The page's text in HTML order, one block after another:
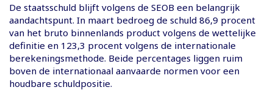
De staatsschuld blijft volgens de SEOB een belangrijk
aandachtspunt. In maart bedroeg de schuld 86,9 procent
van het bruto binnenlands product volgens de wettelijke
definitie en 123,3 procent volgens de internationale
berekeningsmethode. Beide percentages liggen ruim
boven de internationaal aanvaarde normen voor een
houdbare schuldpositie.